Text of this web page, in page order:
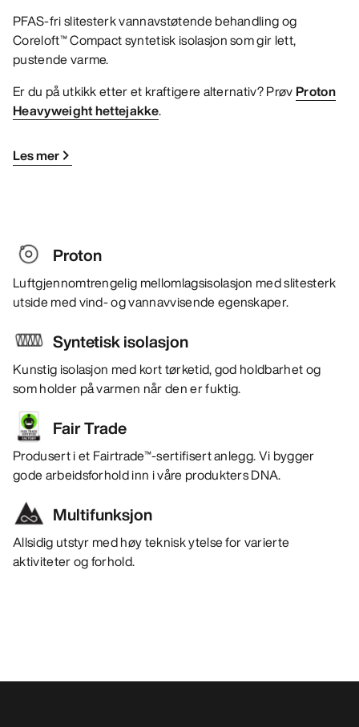
PFAS-fri slitesterk vannavstøtende behandling og
Coreloft™ Compact syntetisk isolasjon som gir lett,
pustende varme.
Er du på utkikk etter et kraftigere alternativ? Prøv Proton
Heavyweight hettejakke.
Les mer
Proton
Luftgjennomtrengelig mellomlagsisolasjon med slitesterk
utside med vind- og vannavvisende egenskaper.
Syntetisk isolasjon
Kunstig isolasjon med kort tørketid, god holdbarhet og
som holder på varmen når den er fuktig.
Fair Trade
Produsert i et Fairtrade™-sertifisert anlegg. Vi bygger
gode arbeidsforhold inn i våre produkters DNA.
Multifunksjon
Allsidig utstyr med høy teknisk ytelse for varierte
aktiviteter og forhold.